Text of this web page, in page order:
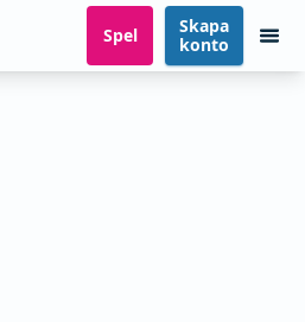
Spel
Skapa
konto